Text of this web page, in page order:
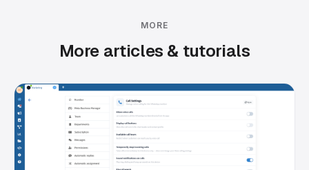
MORE
More articles & tutorials